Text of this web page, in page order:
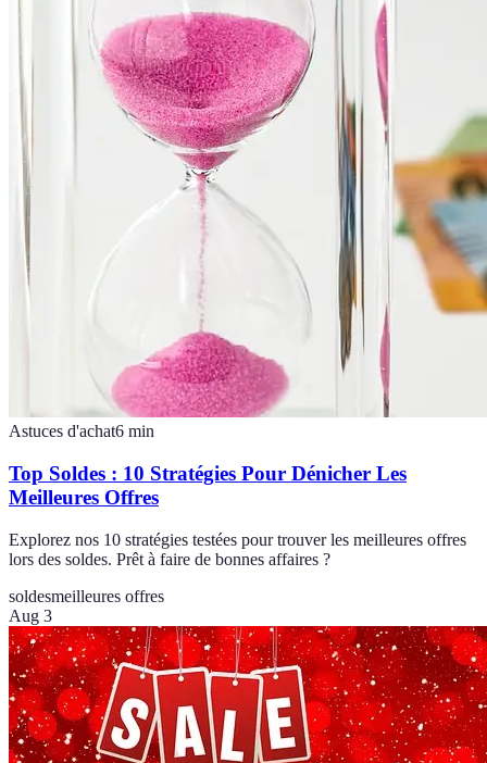
Astuces d'achat6 min
Top Soldes : 10 Stratégies Pour Dénicher Les
Meilleures Offres
Explorez nos 10 stratégies testées pour trouver les meilleures offres
lors des soldes. Prêt à faire de bonnes affaires ?
soldesmeilleures offres
Aug 3